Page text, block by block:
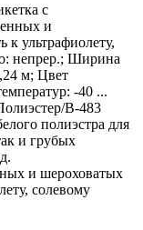
с
и
к ультрафиолету,
непрер.; Ширина
м; Цвет
-40 ...
В-483
полиэстра для
и грубых
и шероховатых
солевому